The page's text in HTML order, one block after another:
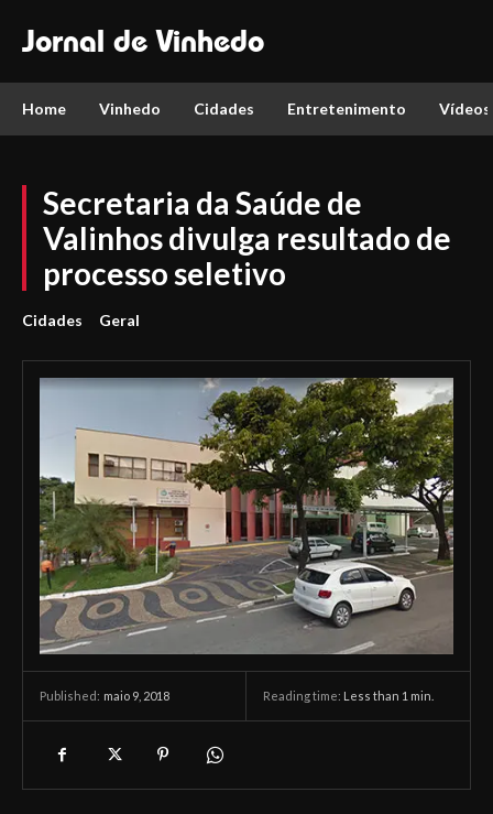
Jornal de Vinhedo
Home Vinhedo Cidades Entretenimento Vídeos
Secretaria da Saúde de
Valinhos divulga resultado de
processo seletivo
Cidades Geral
Published: maio 9, 2018 Reading time: Less than 1 min.